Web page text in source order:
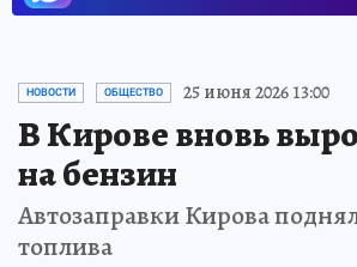
НОВОСТИ ОБЩЕСТВО 25 июня 2026 13:00
В Кирове вновь
на бензин
Автозаправки Кирова
топлива